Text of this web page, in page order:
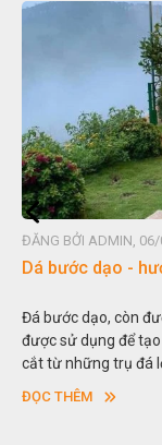
lựa
dặm, là loại đá tự
vườn. Đá này
quy cách xác định
dày khác nhau.